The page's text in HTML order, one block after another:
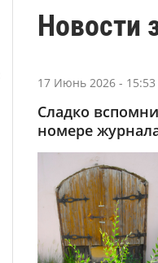
Новости
17 Июнь 2026 - 15:53
Сладко
номере